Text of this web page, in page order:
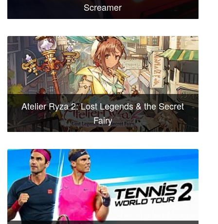
Screamer
Atelier Ryza 2: Lost Legends & the Secret
Fairy